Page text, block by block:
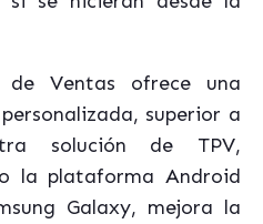
de Ventas ofrece una
superior a
solución de TPV,
la plataforma Android
Galaxy, mejora la